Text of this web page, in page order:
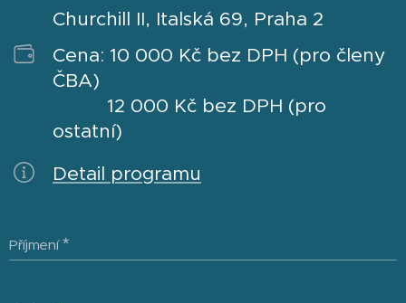
Churchill II, Italská 69, Praha 2
Cena: 10 000 Kč bez DPH (pro členy
ČBA)
12 000 Kč bez DPH (pro
ostatní)
Detail programu
Příjmení